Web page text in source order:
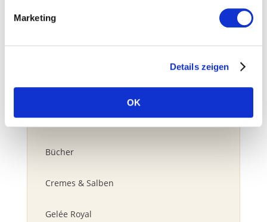
Marketing
Details zeigen
OK
Bestseller
Bienengift
Bücher
Cremes & Salben
Gelée Royal